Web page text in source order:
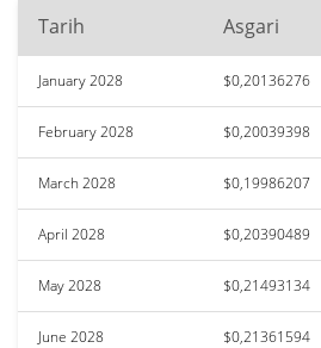
Tarih Asgari
January 2028 $0,20136276
February 2028 $0,20039398
March 2028 $0,19986207
April 2028 $0,20390489
May 2028 $0,21493134
June 2028 $0,21361594